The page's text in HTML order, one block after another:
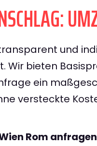
und
Wir bieten
ein
versteckte
Rom